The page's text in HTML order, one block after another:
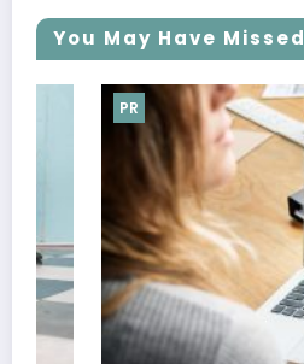
You May Have Missed